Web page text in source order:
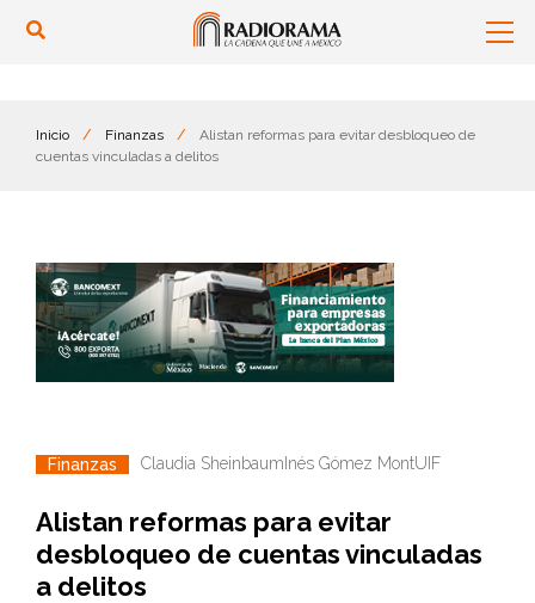
Inicio / Finanzas /
Alistan reformas para evitar desbloqueo de
cuentas vinculadas a delitos
Finanzas Claudia Sheinbaum Inés Gómez MontUIF
Alistan reformas para evitar
desbloqueo de cuentas vinculadas
a delitos